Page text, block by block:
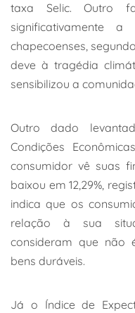
taxa Selic. Outro
significativamente a
chapecoenses,
deve à tragédia
sensibilizou a
Outro dado
Condições
consumidor vê suas
baixou em 12,29%,
indica que os
relação à sua
consideram que não
bens duráveis.
Já o Índice de